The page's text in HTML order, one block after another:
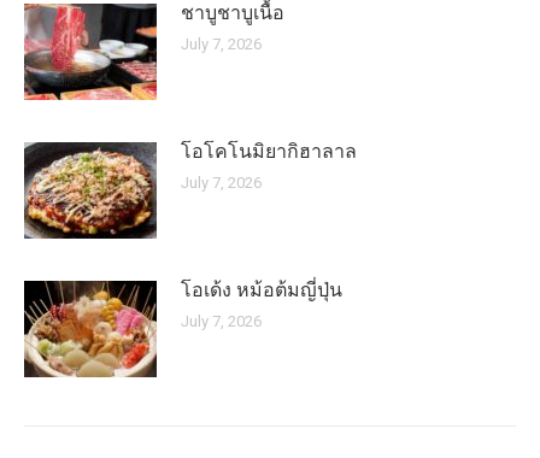
ชาบูชาบูเนื้อ
July 7, 2026
โอโคโนมิยากิฮาลาล
July 7, 2026
โอเด้ง หม้อต้มญี่ปุ่น
July 7, 2026